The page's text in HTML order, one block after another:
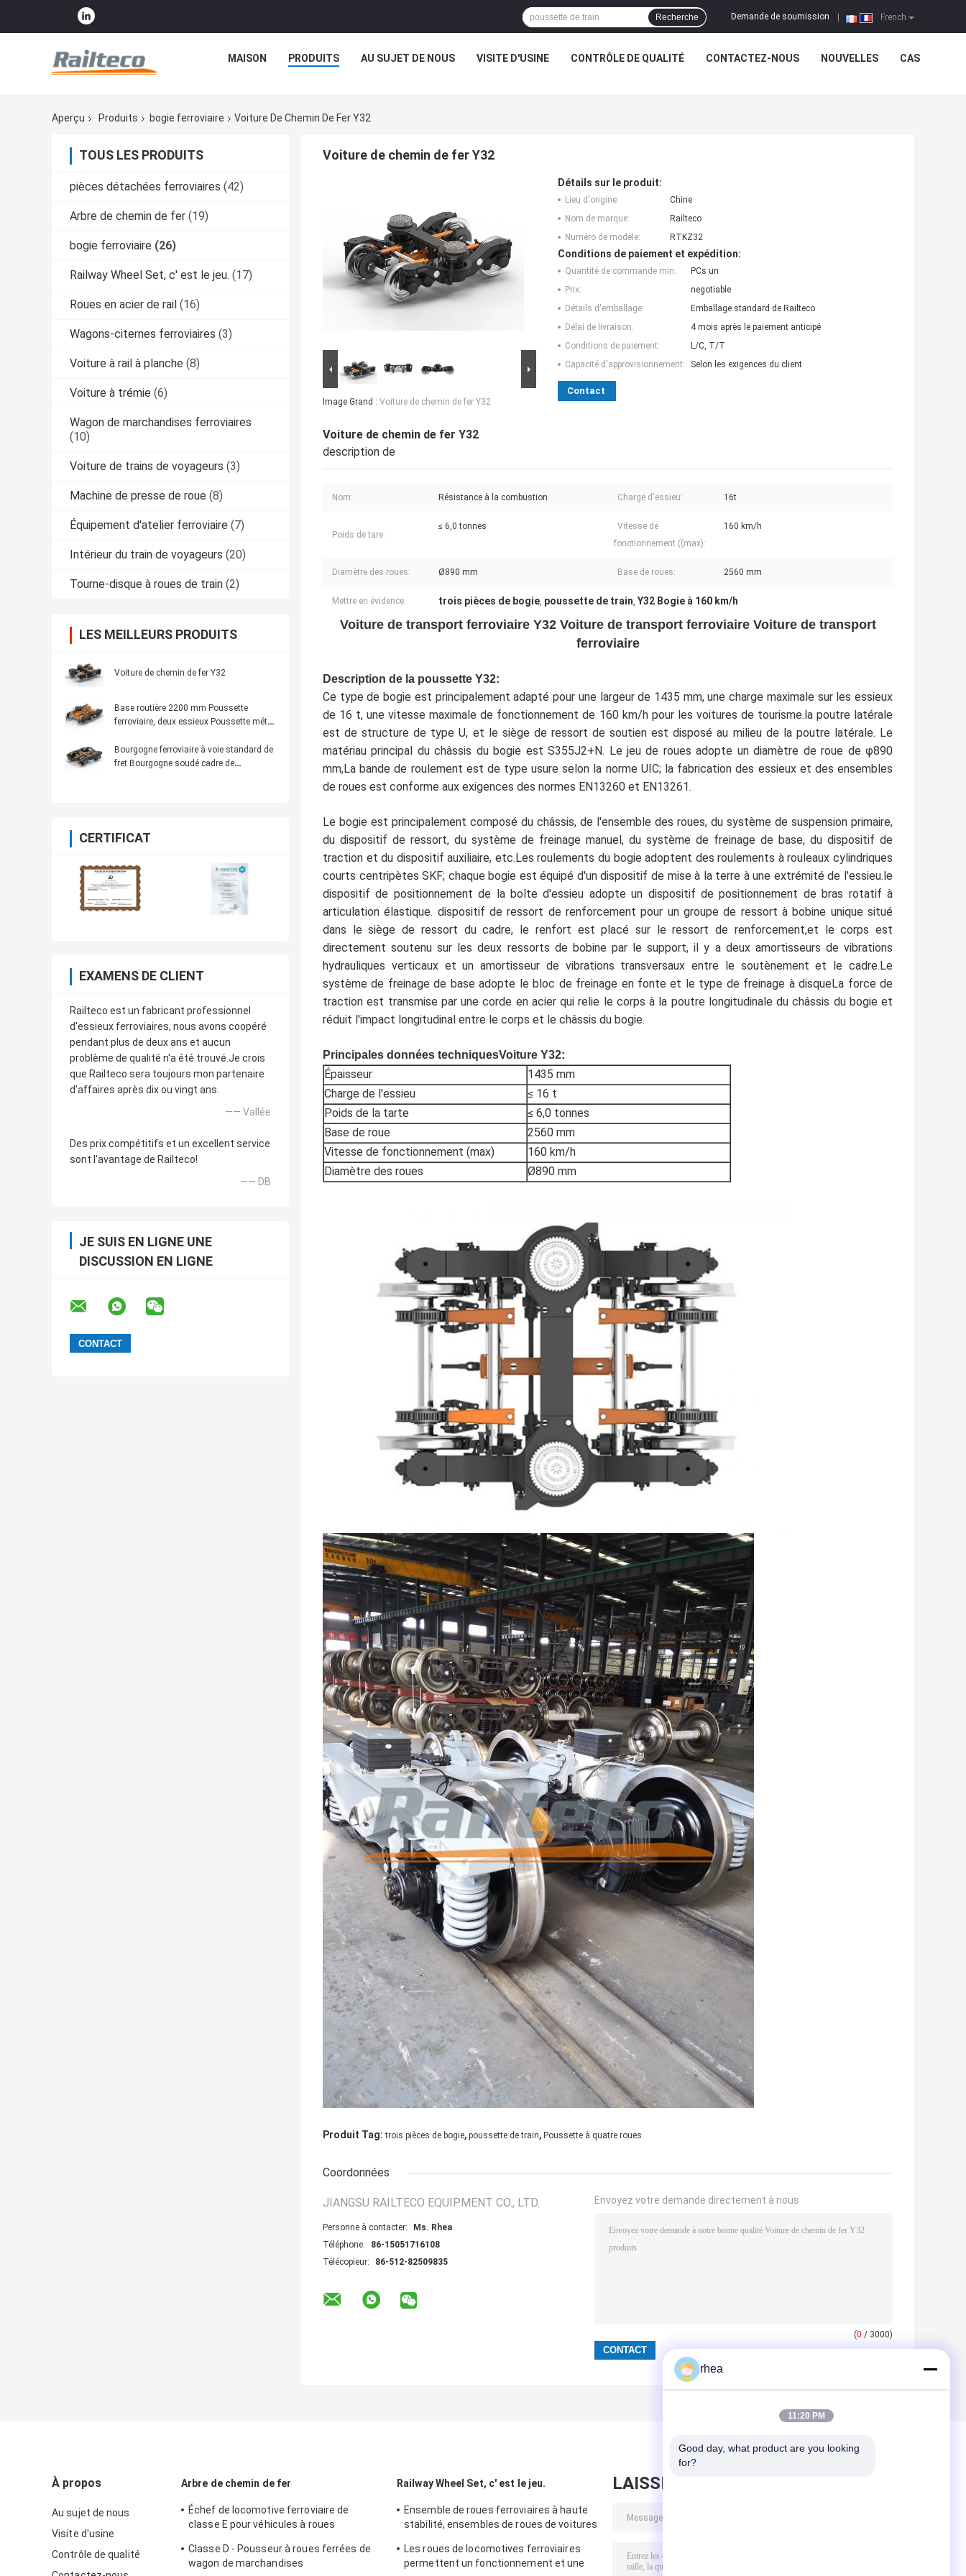
French
Demande de soumission
Recherche
MAISON PRODUITS AU SUJET DE NOUS VISITE D'USINE CONTRÔLE DE QUALITÉ CONTACTEZ-NOUS NOUVELLES CAS
Aperçu Produits bogie ferroviaire Voiture De Chemin De Fer Y32
TOUS LES PRODUITS
pièces détachées ferroviaires (42)
Arbre de chemin de fer (19)
bogie ferroviaire (26)
Railway Wheel Set, c' est le jeu. (17)
Roues en acier de rail (16)
Wagons-citernes ferroviaires (3)
Voiture à rail à planche (8)
Voiture à trémie (6)
Wagon de marchandises ferroviaires
(10)
Voiture de trains de voyageurs (3)
Machine de presse de roue (8)
Équipement d'atelier ferroviaire (7)
Intérieur du train de voyageurs (20)
Tourne-disque à roues de train (2)
LES MEILLEURS PRODUITS
Voiture de chemin de fer Y32
Base routière 2200 mm Poussette
ferroviaire, deux essieux Poussette métro
Bourgogne ferroviaire à voie standard de
fret Bourgogne soudé cadre de
CERTIFICAT
EXAMENS DE CLIENT
Railteco est un fabricant professionnel
d'essieux ferroviaires, nous avons coopéré
pendant plus de deux ans et aucun
problème de qualité n'a été trouvé.Je crois
que Railteco sera toujours mon partenaire
d'affaires après dix ou vingt ans.
—— Vallée
Des prix compétitifs et un excellent service
sont l'avantage de Railteco!
—— DB
JE SUIS EN LIGNE UNE
DISCUSSION EN LIGNE
Voiture de chemin de fer Y32
Image Grand : Voiture de chemin de fer Y32
Détails sur le produit:
Lieu d'origine:
Chine
Nom de marque:
Railteco
Numéro de modèle:
RTKZ32
Conditions de paiement et expédition:
Quantité de commande min:
PCs un
Prix:
negotiable
Détails d'emballage:
Emballage standard de Railteco
Délai de livraison:
4 mois après le paiement anticipé
Conditions de paiement:
L/C, T/T
Capacité d'approvisionnement:
Selon les exigences du client
Contact
Voiture de chemin de fer Y32
description de
Nom: Résistance à la combustion Charge d'essieu: 16t
Poids de tare:
≤ 6,0 tonnes
Vitesse de
fonctionnement ((max):
160 km/h
Diamètre des roues: Ø890 mm Base de roues: 2560 mm
Mettre en évidence: trois pièces de bogie, poussette de train, Y32 Bogie à 160 km/h
Voiture de transport ferroviaire Y32 Voiture de transport ferroviaire Voiture de transport
ferroviaire
Description de la poussette Y32:
Ce type de bogie est principalement adapté pour une largeur de 1435 mm, une charge maximale sur les essieux
de 16 t, une vitesse maximale de fonctionnement de 160 km/h pour les voitures de tourisme.la poutre latérale
est de structure de type U, et le siège de ressort de soutien est disposé au milieu de la poutre latérale. Le
matériau principal du châssis du bogie est S355J2+N. Le jeu de roues adopte un diamètre de roue de φ890
mm,La bande de roulement est de type usure selon la norme UIC; la fabrication des essieux et des ensembles
de roues est conforme aux exigences des normes EN13260 et EN13261.
Le bogie est principalement composé du châssis, de l'ensemble des roues, du système de suspension primaire,
du dispositif de ressort, du système de freinage manuel, du système de freinage de base, du dispositif de
traction et du dispositif auxiliaire, etc.Les roulements du bogie adoptent des roulements à rouleaux cylindriques
courts centripètes SKF; chaque bogie est équipé d'un dispositif de mise à la terre à une extrémité de l'essieu.le
dispositif de positionnement de la boîte d'essieu adopte un dispositif de positionnement de bras rotatif à
articulation élastique. dispositif de ressort de renforcement pour un groupe de ressort à bobine unique situé
dans le siège de ressort du cadre, le renfort est placé sur le ressort de renforcement,et le corps est
directement soutenu sur les deux ressorts de bobine par le support, il y a deux amortisseurs de vibrations
hydrauliques verticaux et un amortisseur de vibrations transversaux entre le soutènement et le cadre.Le
système de freinage de base adopte le bloc de freinage en fonte et le type de freinage à disqueLa force de
traction est transmise par une corde en acier qui relie le corps à la poutre longitudinale du châssis du bogie et
réduit l'impact longitudinal entre le corps et le châssis du bogie.
Principales données techniquesVoiture Y32:
Épaisseur
1435 mm
Charge de l'essieu
≤ 16 t
Poids de la tarte
≤ 6,0 tonnes
Base de roue
2560 mm
Vitesse de fonctionnement (max)
160 km/h
Diamètre des roues
Ø890 mm
Produit Tag: trois pièces de bogie, poussette de train, Poussette à quatre roues
Coordonnées
JIANGSU RAILTECO EQUIPMENT CO., LTD.
Personne à contacter:
Ms. Rhea
Téléphone:
86-15051716108
Télécopieur:
86-512-82509835
Envoyez votre demande directement à nous
(0 / 3000)
À propos
Au sujet de nous
Visite d'usine
Contrôle de qualité
Arbre de chemin de fer
Échef de locomotive ferroviaire de
classe E pour véhicules à roues
Classe D - Pousseur à roues ferrées de
wagon de marchandises
Railway Wheel Set, c' est le jeu.
Ensemble de roues ferroviaires à haute
stabilité, ensembles de roues de voitures
Les roues de locomotives ferroviaires
permettent un fonctionnement et une
LAISSEZ UN MESSAGE
rhea
11:20 PM
Good day, what product are you looking
for?